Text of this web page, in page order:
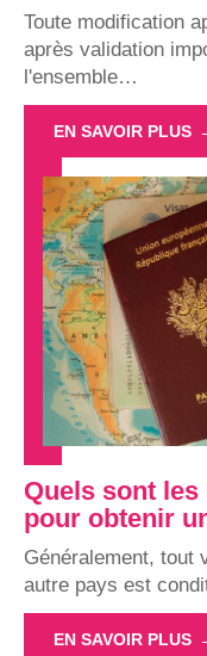
Toute modification
après validation
l'ensemble…
EN SAVOIR PLUS
Quels sont
pour obtenir
Généralement, tout
autre pays est
EN SAVOIR PLUS